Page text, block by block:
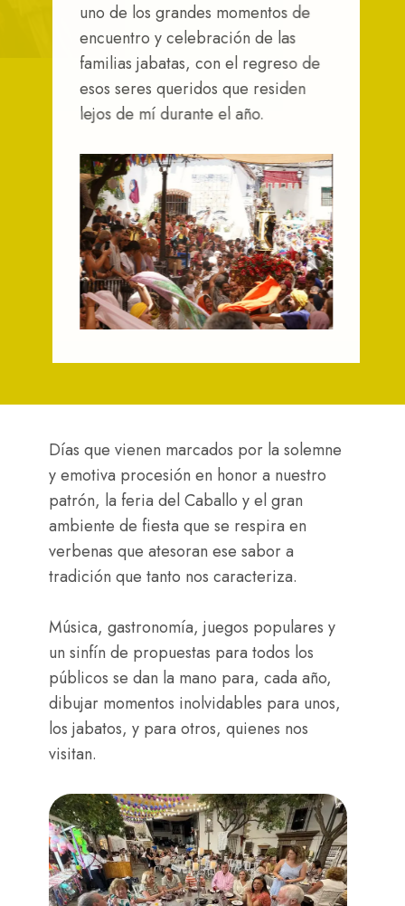
uno de los grandes momentos de
encuentro y celebración de las
familias jabatas, con el regreso de
esos seres queridos que residen
lejos de mí durante el año.
Días que vienen marcados por la solemne
y emotiva procesión en honor a nuestro
patrón, la feria del Caballo y el gran
ambiente de fiesta que se respira en
verbenas que atesoran ese sabor a
tradición que tanto nos caracteriza.
Música, gastronomía, juegos populares y
un sinfín de propuestas para todos los
públicos se dan la mano para, cada año,
dibujar momentos inolvidables para unos,
los jabatos, y para otros, quienes nos
visitan.